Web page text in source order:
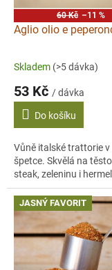
60 Kč –11 %
Aglio olio e
Skladem (>5 dávka)
53 Kč / dávka
Do košíku
Vůně italské trattorie v
špetce. Skvělá na
steak, zeleninu i
JASNÝ FAVORIT